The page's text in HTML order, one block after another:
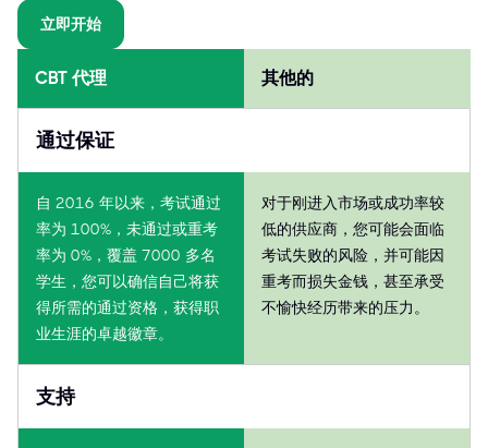
立即开始
CBT 代理 其他的
通过保证
自 2016 年以来，考试通过
率为 100%，未通过或重考
率为 0%，覆盖 7000 多名
学生，您可以确信自己将获
得所需的通过资格，获得职
业生涯的卓越徽章。
对于刚进入市场或成功率较
低的供应商，您可能会面临
考试失败的风险，并可能因
重考而损失金钱，甚至承受
不愉快经历带来的压力。
支持